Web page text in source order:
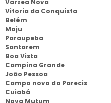
Varzea Nova
Vitoria da Conquista
Belém
Moju
Paraupeba
Santarem
Boa Vista
Campina Grande
João Pessoa
Campo novo do Parecis
Cuiabá
Nova Mutum